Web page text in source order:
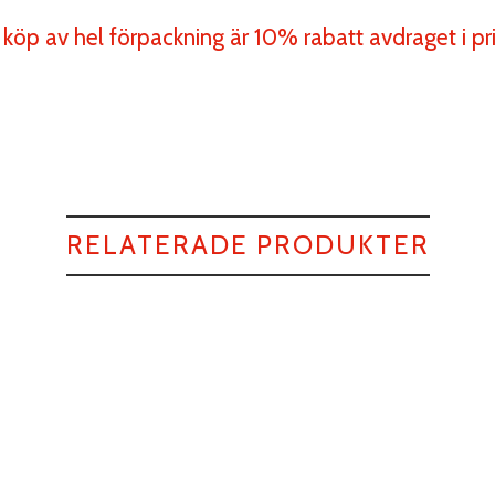
av hel förpackning är 10% rabatt avdraget i
RELATERADE PRODUKTER